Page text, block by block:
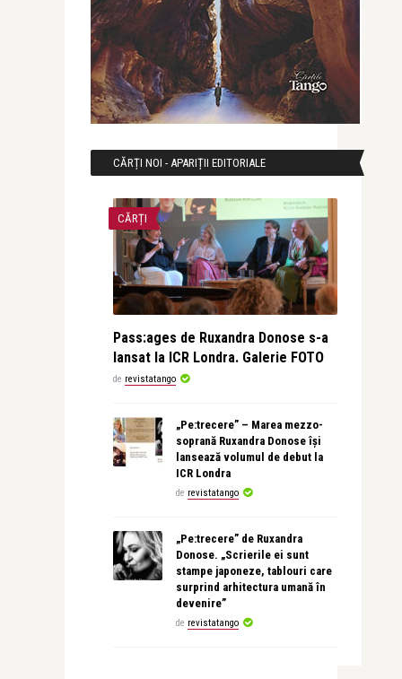
CĂRȚI NOI - APARIȚII EDITORIALE
CĂRȚI
Pass:ages de Ruxandra Donose s-a
lansat la ICR Londra. Galerie FOTO
de revistatango
„Pe:trecere” – Marea mezzo-
soprană Ruxandra Donose își
lansează volumul de debut la
ICR Londra
de revistatango
„Pe:trecere” de Ruxandra
Donose. „Scrierile ei sunt
stampe japoneze, tablouri care
surprind arhitectura umană în
devenire”
de revistatango